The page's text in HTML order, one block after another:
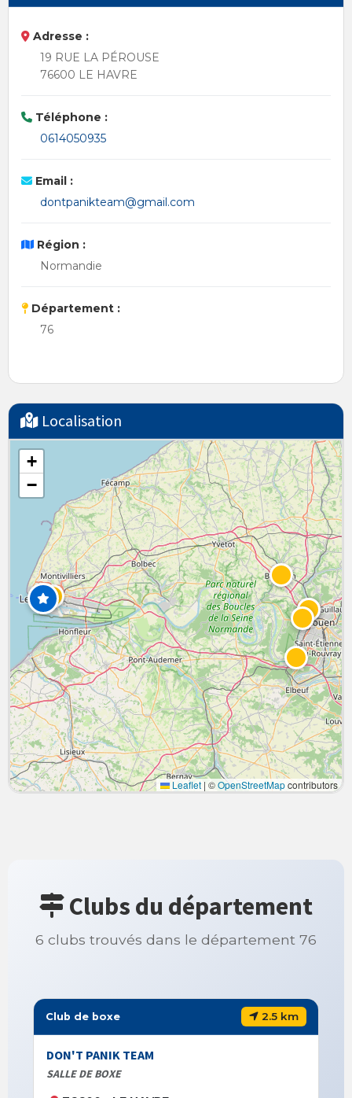
Adresse :
19 RUE LA PÉROUSE
76600 LE HAVRE
Téléphone :
0614050935
Email :
dontpanikteam@gmail.com
Région :
Normandie
Département :
76
Localisation
+
−
Leaflet | ©OpenStreetMapcontributors
Clubs du département
6 clubs trouvés dans le département 76
Club de boxe 2.5 km
DON'T PANIK TEAM
SALLE DE BOXE